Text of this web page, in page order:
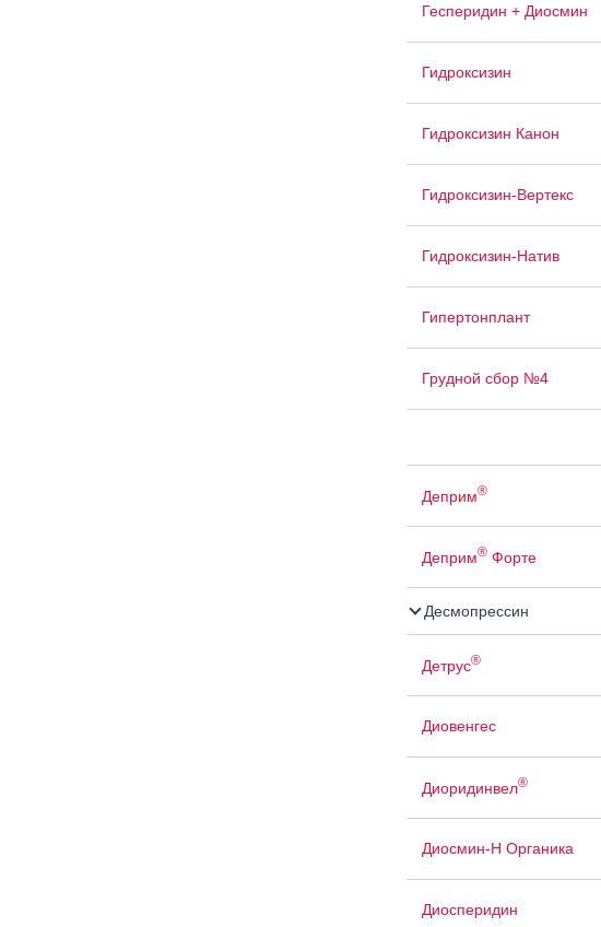
Гесперидин + Диосмин
Гидроксизин
Гидроксизин Канон
Гидроксизин-Вертекс
Гидроксизин-Натив
Гипертонплант
Грудной сбор №4
Деприм®
Деприм®Форте
Десмопрессин
Детрус®
Диовенгес
Диоридинвел®
Диосмин-Н Органика
Диосперидин